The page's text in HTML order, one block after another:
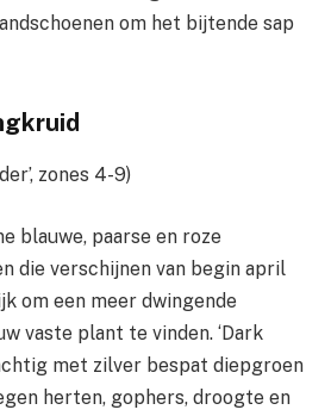
om het bijtende sap
zones 4-9)
blauwe, paarse en roze
die verschijnen van begin april
om een ​​meer dwingende
vaste plant te vinden. ‘Dark
met zilver bespat diepgroen
herten, gophers, droogte en